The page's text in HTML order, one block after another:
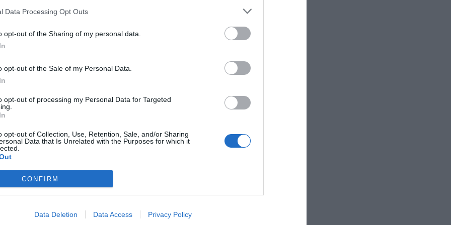
Data Processing Opt Outs
opt-out of the Sharing of my personal data.
opt-out of the Sale of my Personal Data.
opt-out of processing my Personal Data for Targeted
opt-out of Collection, Use, Retention, Sale, and/or Sharing
Data that Is Unrelated with the Purposes for which it
CONFIRM
Data Deletion Data Access Privacy Policy
inKhabomai